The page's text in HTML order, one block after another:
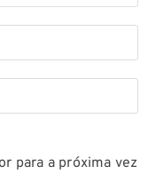
para a próxima vez